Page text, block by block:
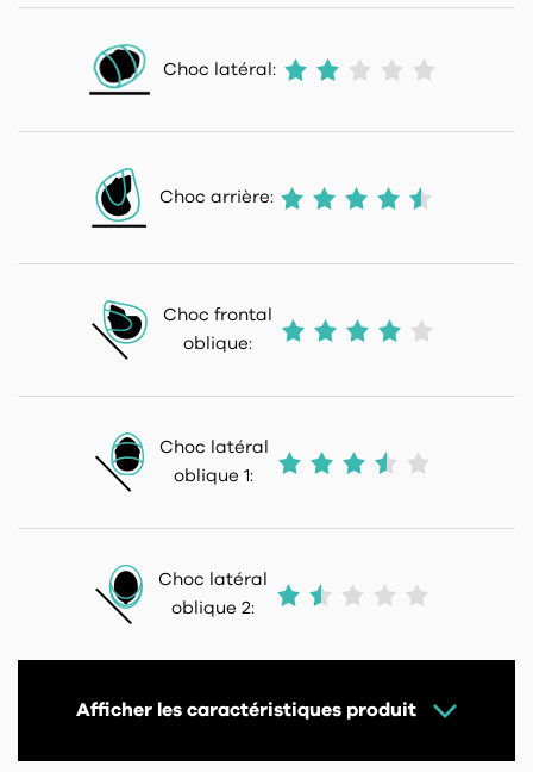
Choc latéral:
Choc arrière:
Choc frontal
oblique:
Choc latéral
oblique 1:
Choc latéral
oblique 2:
Afficher les caractéristiques produit